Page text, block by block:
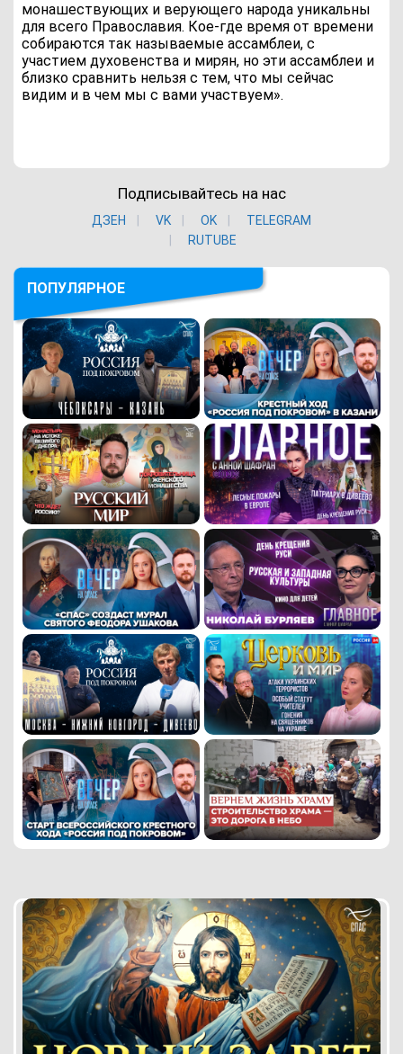
монашествующих и верующего народа уникальны
для всего Православия. Кое-где время от времени
собираются так называемые ассамблеи, с
участием духовенства и мирян, но эти ассамблеи и
близко сравнить нельзя с тем, что мы сейчас
видим и в чем мы с вами участвуем».
Подписывайтесь на нас
ДЗЕН VK ОK
TELEGRAM
RUTUBE
ПОПУЛЯРНОЕ